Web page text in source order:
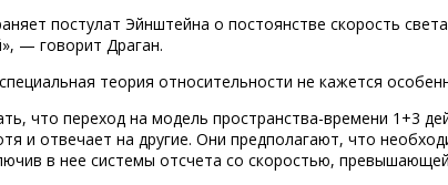
постулат Эйнштейна о постоянстве скорость
— говорит Драган.
теория относительности не кажется
что переход на модель пространства-времени 1+3
и отвечает на другие. Они предполагают, что
в нее системы отсчета со скоростью,